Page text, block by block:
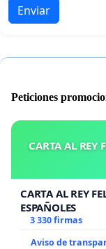
Enviar
Peticiones
CARTA AL REY
CARTA AL REY
ESPAÑOLES
3 330 firmas
Aviso de